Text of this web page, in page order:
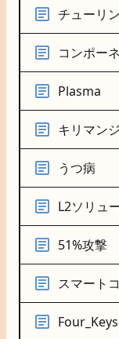
チューリ
コンポー
Plasma
キリマン
うつ病
L2ソリュ
51%攻撃
スマート
Four_Keys